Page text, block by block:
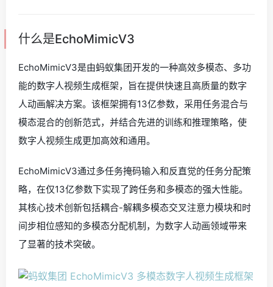
什么是EchoMimicV3
EchoMimicV3是由蚂蚁集团开发的一种高效多模态、多功
能的数字人视频生成框架，旨在提供快速且高质量的数字
人动画解决方案。该框架拥有13亿参数，采用任务混合与
模态混合的创新范式，并结合先进的训练和推理策略，使
数字人视频生成更加高效和通用。
EchoMimicV3通过多任务掩码输入和反直觉的任务分配策
略，在仅13亿参数下实现了跨任务和多模态的强大性能。
其核心技术创新包括耦合-解耦多模态交叉注意力模块和时
间步相位感知的多模态分配机制，为数字人动画领域带来
了显著的技术突破。